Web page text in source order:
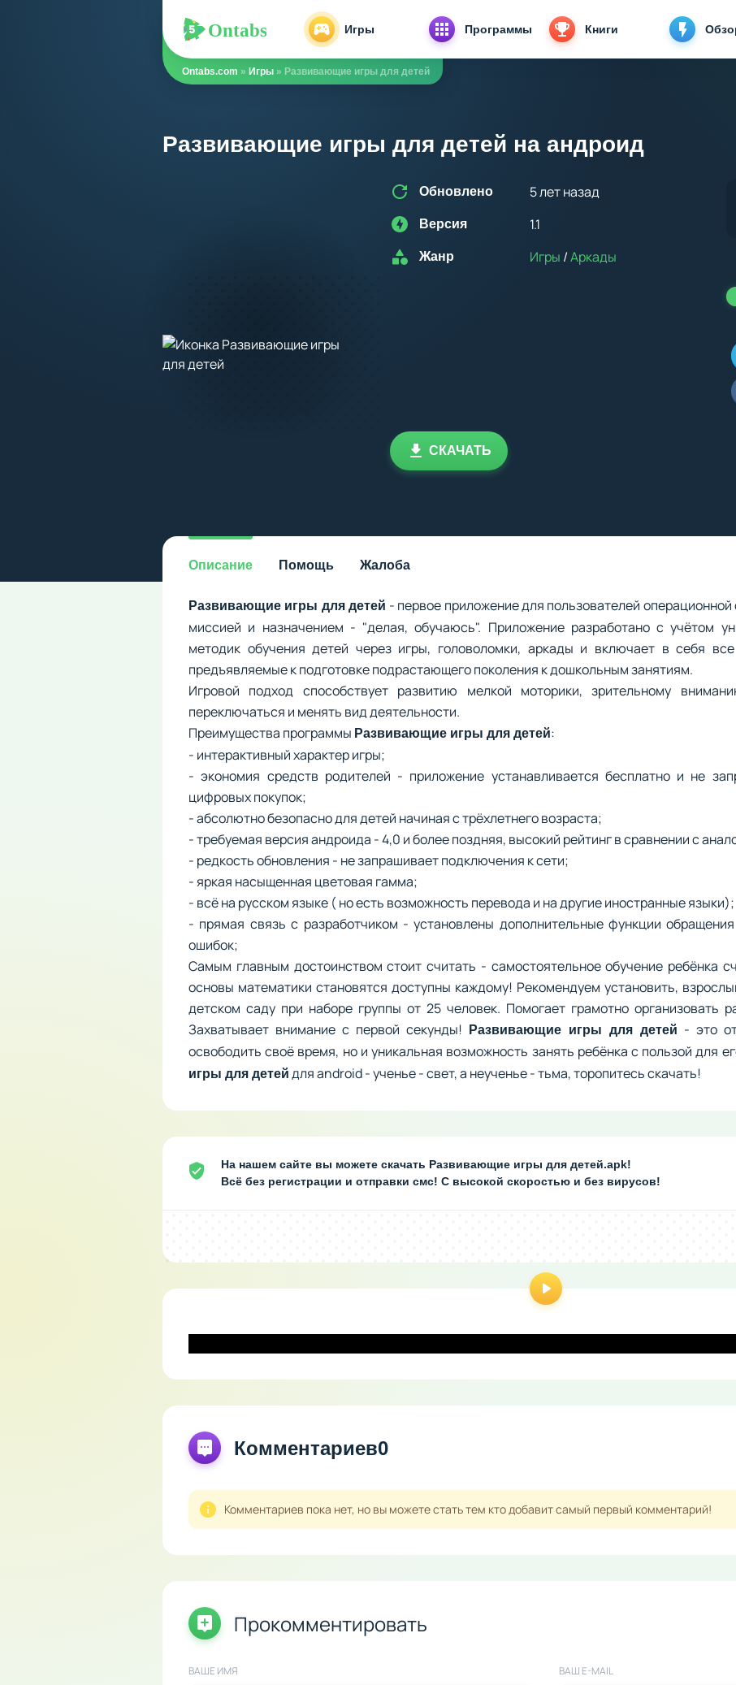
Ontabs Игры Программы Книги
Ontabs.com » Игры » Развивающие игры для детей
Развивающие игры для детей на андроид
Обновлено 5 лет назад
Версия 1.1
Жанр Игры /Аркады
СКАЧАТЬ
Описание Помощь Жалоба
Развивающие игры для детей - первое приложение для пользователей
миссией и назначением - "делая, обучаюсь". Приложение разработано с учётом
методик обучения детей через игры, головоломки, аркады и включает в себя все
предъявляемые к подготовке подрастающего поколения к дошкольным занятиям.
Игровой подход способствует развитию мелкой моторики, зрительному
переключаться и менять вид деятельности.
Преимущества программы Развивающие игры для детей:
- интерактивный характер игры;
- экономия средств родителей - приложение устанавливается бесплатно и не
цифровых покупок;
- абсолютно безопасно для детей начиная с трёхлетнего возраста;
- требуемая версия андроида - 4,0 и более поздняя, высокий рейтинг в сравнении с
- редкость обновления - не запрашивает подключения к сети;
- яркая насыщенная цветовая гамма;
- всё на русском языке ( но есть возможность перевода и на другие иностранные языки);
- прямая связь с разработчиком - установлены дополнительные функции
ошибок;
Самым главным достоинством стоит считать - самостоятельное обучение ребёнка
основы математики становятся доступны каждому! Рекомендуем установить,
детском саду при наборе группы от 25 человек. Помогает грамотно организовать
Захватывает внимание с первой секунды!
Развивающие игры для детей - это
освободить своё время, но и уникальная возможность занять ребёнка с пользой для
игры для детей для android - ученье - свет, а неученье - тьма, торопитесь скачать!
На нашем сайте вы можете скачать Развивающие игры для детей.apk!
Всё без регистрации и отправки смс! С высокой скоростью и без вирусов!
Комментариев0
Комментариев пока нет, но вы можете стать тем кто добавит самый первый комментарий!
Прокомментировать
ВАШЕ ИМЯ ВАШ E-MAIL